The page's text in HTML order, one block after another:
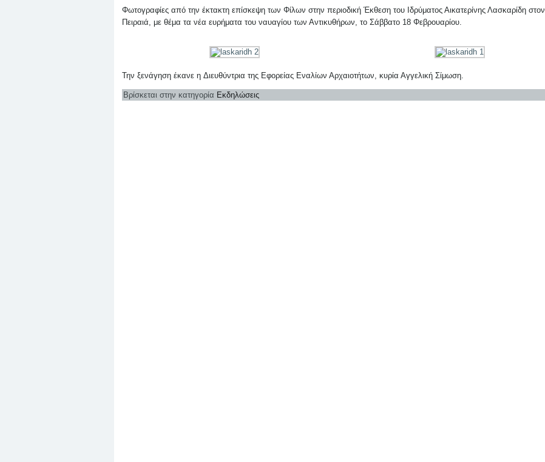
Φωτογραφίες από την έκτακτη επίσκεψη των Φίλων στην περιοδική Έκθεση του Ιδρύματος Αικατερίνης Λασκαρίδη στον
Πειραιά, με θέμα τα νέα ευρήματα του ναυαγίου των Αντικυθήρων, το Σάββατο 18 Φεβρουαρίου.
Την ξενάγηση έκανε η Διευθύντρια της Εφορείας Εναλίων Αρχαιοτήτων, κυρία Αγγελική Σίμωση.
Βρίσκεται στην κατηγορία Εκδηλώσεις